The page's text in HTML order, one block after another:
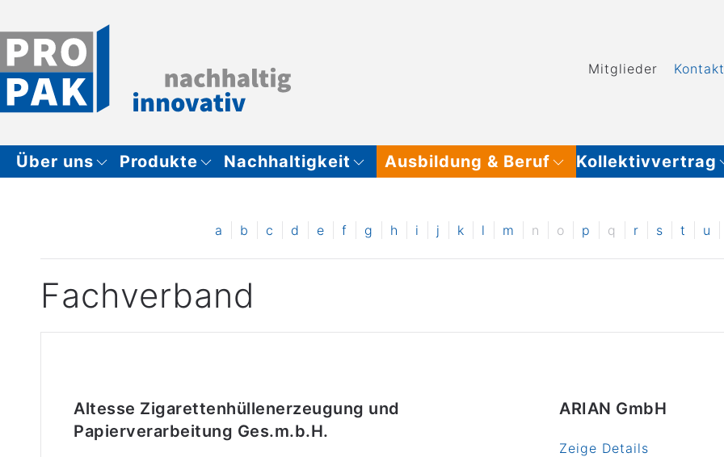
Zum Hauptinhalt springen
Mitglieder Kontakt
Über uns Produkte Nachhaltigkeit Ausbildung & Beruf Kollektivvertrag
a b c d e f g h i j k l m n o p q r s t u
Fachverband
Altesse Zigarettenhüllenerzeugung und
Papierverarbeitung Ges.m.b.H.
ARIAN GmbH
Zeige Details